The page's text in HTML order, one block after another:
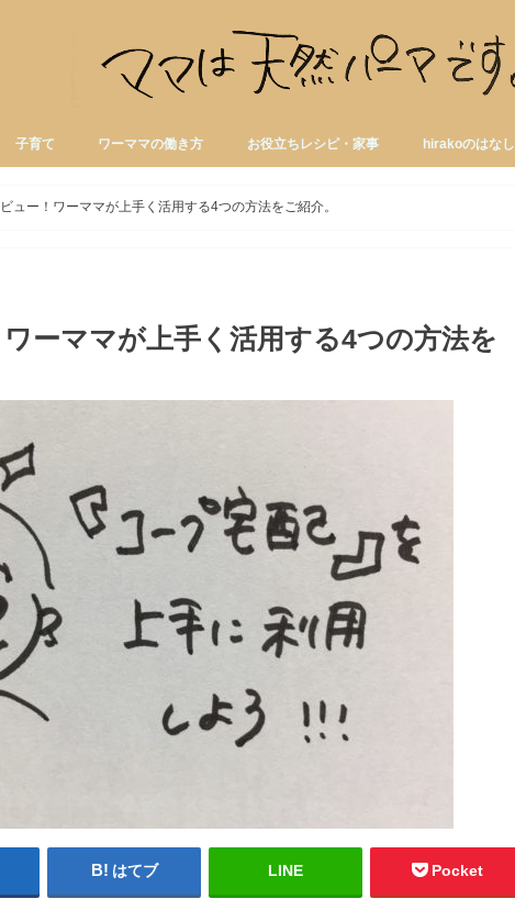
子育て ワーママの働き方 お役立ちレシピ・家事 hirakoのはなし
ュー！ワーママが上手く活用する4つの方法をご紹介。
ーママが上手く活用する4つの方法を
はてブ LINE Pocket